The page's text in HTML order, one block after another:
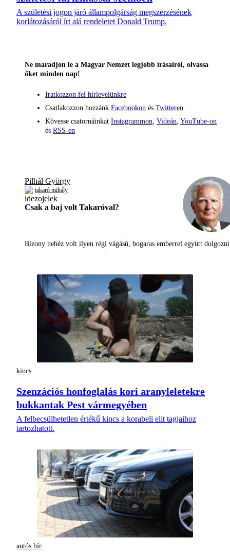
A születési jogon járó állampolgárság megszerzésének
korlátozásáról írt alá rendeletet Donald Trump.
Ne maradjon le a Magyar Nemzet legjobb írásairól, olvassa
őket minden nap!
Iratkozzon fel hírlevelünkre
Csatlakozzon hozzánk Facebookon és Twitteren
Kövesse csatornáinkat Instagrammon Videán YouTube-on
és RSS-en
Pilhál György
takaró mihály
Csak a baj volt Takaróval?
Bizony nehéz volt ilyen régi vágású, bogaras emberrel együtt
kincs
Szenzációs honfoglalás kori aranyleletekre
bukkantak Pest vármegyében
A felbecsülhetetlen értékű kincs a korabeli elit tagjaihoz
tartozhatott.
autós hír